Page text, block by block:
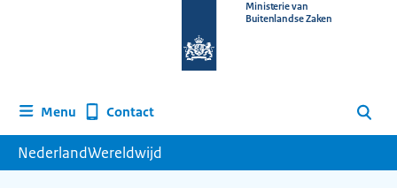
homepage
Ministerie van
Buitenlandse Zaken
Menu Contact Zoeken
NederlandWereldwijd